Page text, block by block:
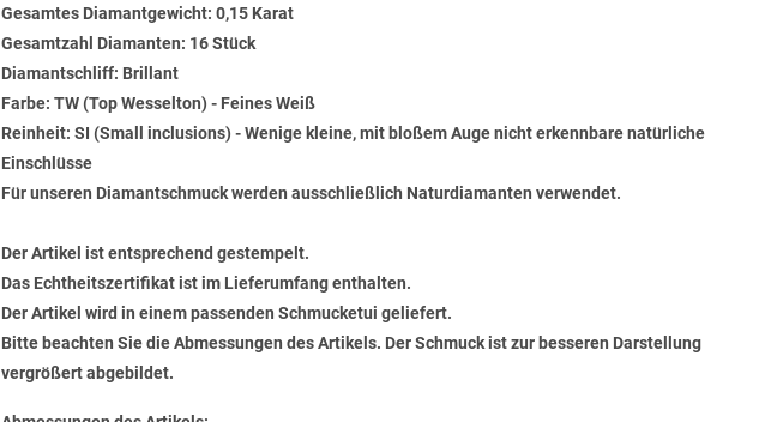
Gesamtes Diamantgewicht: 0,15 Karat
Gesamtzahl Diamanten: 16 Stück
Diamantschliff: Brillant
Farbe: TW (Top Wesselton) - Feines Weiß
Reinheit: SI (Small inclusions) - Wenige kleine, mit bloßem Auge nicht erkennbare natürliche
Einschlüsse
Für unseren Diamantschmuck werden ausschließlich Naturdiamanten verwendet.
Der Artikel ist entsprechend gestempelt.
Das Echtheitszertifikat ist im Lieferumfang enthalten.
Der Artikel wird in einem passenden Schmucketui geliefert.
Bitte beachten Sie die Abmessungen des Artikels. Der Schmuck ist zur besseren Darstellung
vergrößert abgebildet.